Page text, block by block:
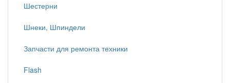
Шестерни
Шнеки, Шпиндели
Запчасти для ремонта техники
Flash